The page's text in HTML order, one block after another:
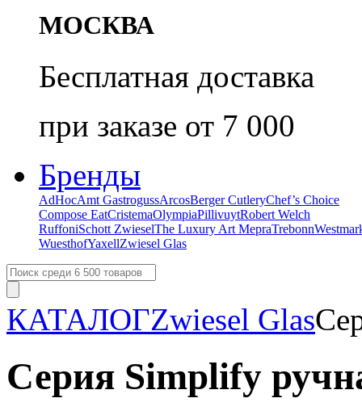
МОСКВА
Бесплатная доставка
при заказе от 7 000
Бренды
AdHocAmt GastrogussArcosBerger CutleryChef’s Choice
Compose EatCristemaOlympiaPillivuytRobert Welch
RuffoniSchott ZwieselThe Luxury Art MepraTrebonn
WuesthofYaxellZwiesel Glas
КАТАЛОГZwiesel Glas
Серия Simplify